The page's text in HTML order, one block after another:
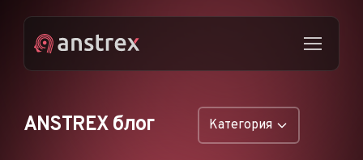
ANSTREX блог Категория